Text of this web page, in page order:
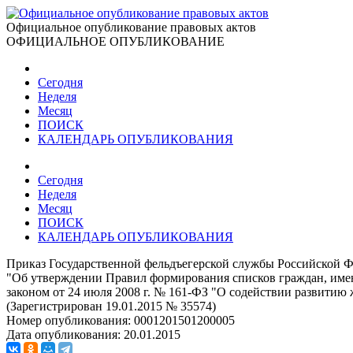
Официальное опубликование правовых актов
ОФИЦИАЛЬНОЕ ОПУБЛИКОВАНИЕ
Сегодня
Неделя
Месяц
ПОИСК
КАЛЕНДАРЬ ОПУБЛИКОВАНИЯ
Сегодня
Неделя
Месяц
ПОИСК
КАЛЕНДАРЬ ОПУБЛИКОВАНИЯ
Приказ Государственной фельдъегерской службы Российской
"Об утверждении Правил формирования списков граждан,
законом от 24 июля 2008 г. № 161-ФЗ "О содействии развитию
(Зарегистрирован 19.01.2015 № 35574)
Номер опубликования: 0001201501200005
Дата опубликования: 20.01.2015